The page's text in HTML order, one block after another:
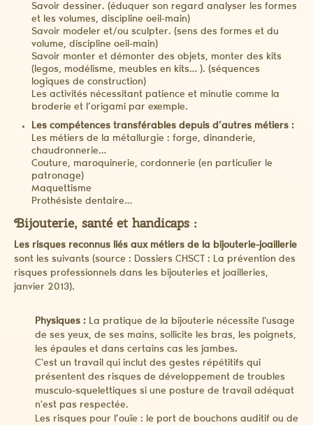
Savoir dessiner. (éduquer son regard analyser les formes
et les volumes, discipline oeil-main)
Savoir modeler et/ou sculpter. (sens des formes et du
volume, discipline oeil-main)
Savoir monter et démonter des objets, monter des kits
(legos, modélisme, meubles en kits… ). (séquences
logiques de construction)
Les activités nécessitant patience et minutie comme la
broderie et l’origami par exemple.
Les compétences transférables depuis d’autres métiers :
Les métiers de la métallurgie : forge, dinanderie,
chaudronnerie…
Couture, maroquinerie, cordonnerie (en particulier le
patronage)
Maquettisme
Prothésiste dentaire…
Bijouterie, santé et handicaps :
Les risques reconnus liés aux métiers de la bijouterie-joaillerie
sont les suivants (source : Dossiers CHSCT : La prévention des
risques professionnels dans les bijouteries et joailleries,
janvier 2013).
Physiques : La pratique de la bijouterie nécessite l'usage
de ses yeux, de ses mains, sollicite les bras, les poignets,
les épaules et dans certains cas les jambes.
C'est un travail qui inclut des gestes répétitifs qui
présentent des risques de développement de troubles
musculo-squelettiques si une posture de travail adéquat
n'est pas respectée.
Les risques pour l’ouïe : le port de bouchons auditif ou de